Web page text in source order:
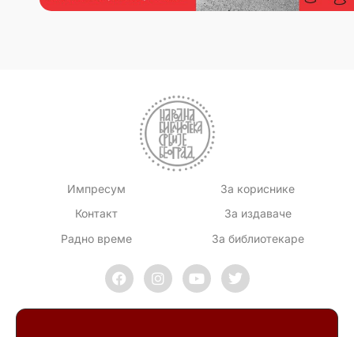
Импресум
Контакт
Радно време
За кориснике
За издаваче
За библиотекаре